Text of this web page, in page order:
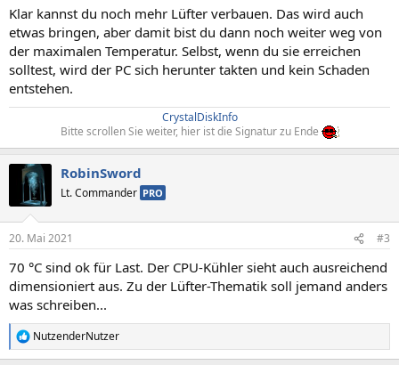
Klar kannst du noch mehr Lüfter verbauen. Das wird auch
etwas bringen, aber damit bist du dann noch weiter weg von
der maximalen Temperatur. Selbst, wenn du sie erreichen
solltest, wird der PC sich herunter takten und kein Schaden
entstehen.
CrystalDiskInfo
Bitte scrollen Sie weiter, hier ist die Signatur zu Ende
RobinSword
Lt. Commander PRO
20. Mai 2021 #3
70 °C sind ok für Last. Der CPU-Kühler sieht auch ausreichend
dimensioniert aus. Zu der Lüfter-Thematik soll jemand anders
was schreiben...
R
e
NutzenderNutzer